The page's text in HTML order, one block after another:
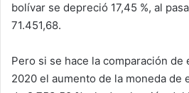
bolívar se depreció 17,45 %, al
71.451,68.
Pero si se hace la comparación de
2020 el aumento de la moneda de